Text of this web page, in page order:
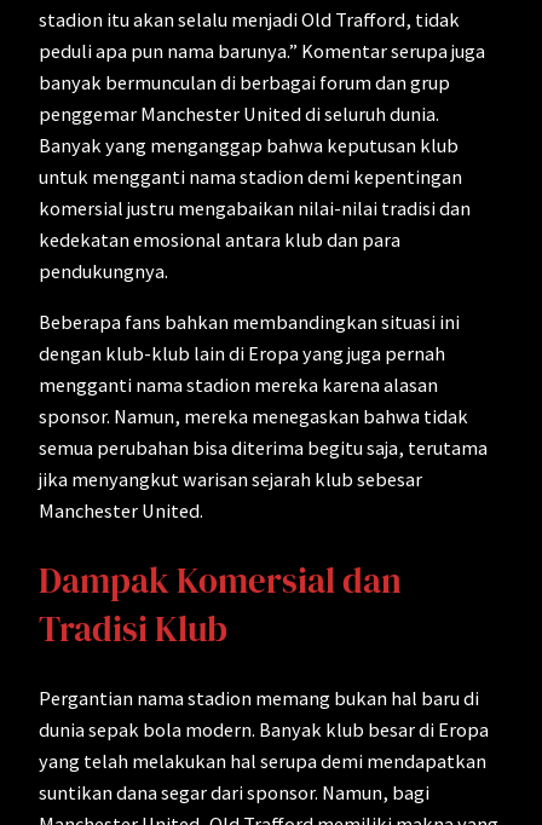
stadion itu akan selalu menjadi Old Trafford, tidak
peduli apa pun nama barunya.” Komentar serupa juga
banyak bermunculan di berbagai forum dan grup
penggemar Manchester United di seluruh dunia.
Banyak yang menganggap bahwa keputusan klub
untuk mengganti nama stadion demi kepentingan
komersial justru mengabaikan nilai-nilai tradisi dan
kedekatan emosional antara klub dan para
pendukungnya.
Beberapa fans bahkan membandingkan situasi ini
dengan klub-klub lain di Eropa yang juga pernah
mengganti nama stadion mereka karena alasan
sponsor. Namun, mereka menegaskan bahwa tidak
semua perubahan bisa diterima begitu saja, terutama
jika menyangkut warisan sejarah klub sebesar
Manchester United.
Dampak Komersial dan
Tradisi Klub
Pergantian nama stadion memang bukan hal baru di
dunia sepak bola modern. Banyak klub besar di Eropa
yang telah melakukan hal serupa demi mendapatkan
suntikan dana segar dari sponsor. Namun, bagi